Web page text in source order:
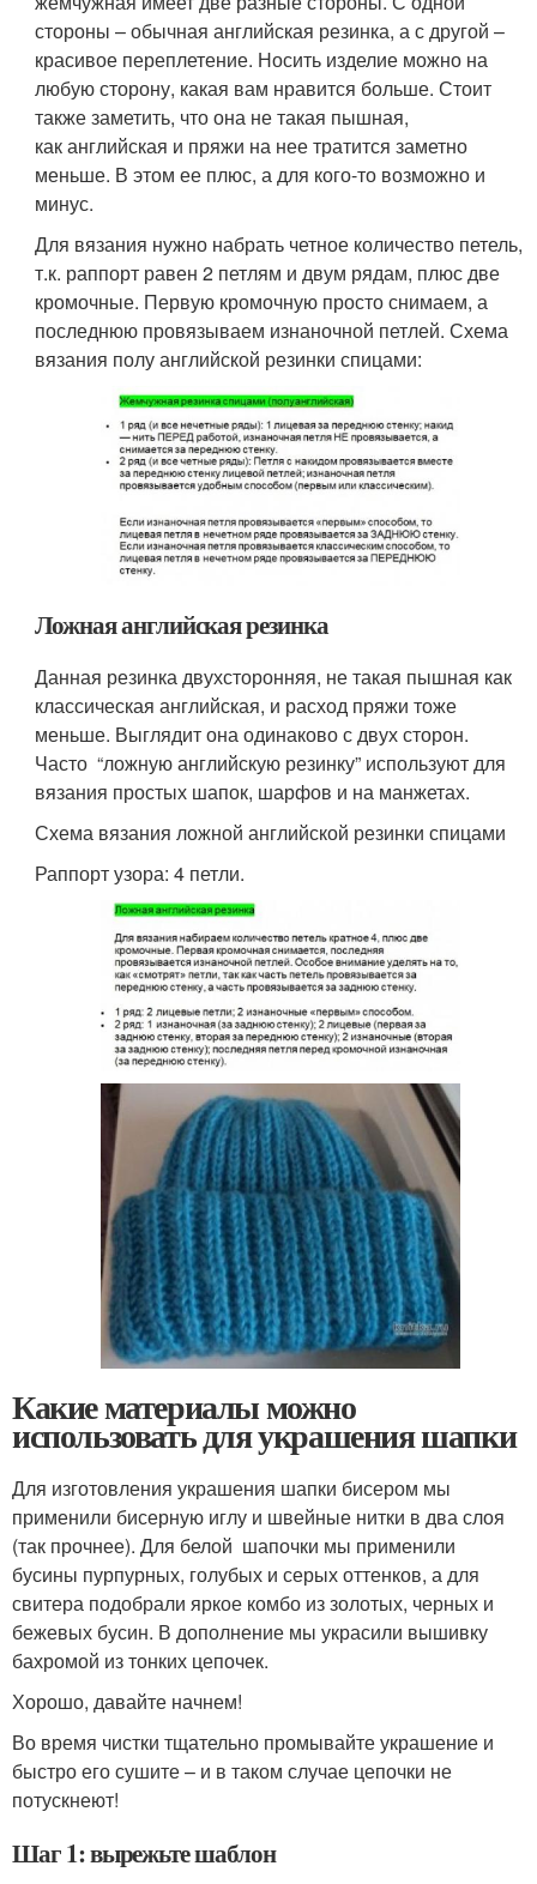
стороны – обычная английская резинка, а с другой –
красивое переплетение. Носить изделие можно на
любую сторону, какая вам нравится больше. Стоит
также заметить, что она не такая пышная,
как английская и пряжи на нее тратится заметно
меньше. В этом ее плюс, а для кого-то возможно и
минус.
Для вязания нужно набрать четное количество петель,
т.к. раппорт равен 2 петлям и двум рядам, плюс две
кромочные. Первую кромочную просто снимаем, а
последнюю провязываем изнаночной петлей. Схема
вязания полу английской резинки спицами:
Ложная английская резинка
Данная резинка двухсторонняя, не такая пышная как
классическая английская, и расход пряжи тоже
меньше. Выглядит она одинаково с двух сторон.
Часто “ложную английскую резинку” используют для
вязания простых шапок, шарфов и на манжетах.
Схема вязания ложной английской резинки спицами
Раппорт узора: 4 петли.
Какие материалы можно
использовать для украшения шапки
Для изготовления украшения шапки бисером мы
применили бисерную иглу и швейные нитки в два слоя
(так прочнее). Для белой шапочки мы применили
бусины пурпурных, голубых и серых оттенков, а для
свитера подобрали яркое комбо из золотых, черных и
бежевых бусин. В дополнение мы украсили вышивку
бахромой из тонких цепочек.
Хорошо, давайте начнем!
Во время чистки тщательно промывайте украшение и
быстро его сушите – и в таком случае цепочки не
потускнеют!
Шаг 1: вырежьте шаблон